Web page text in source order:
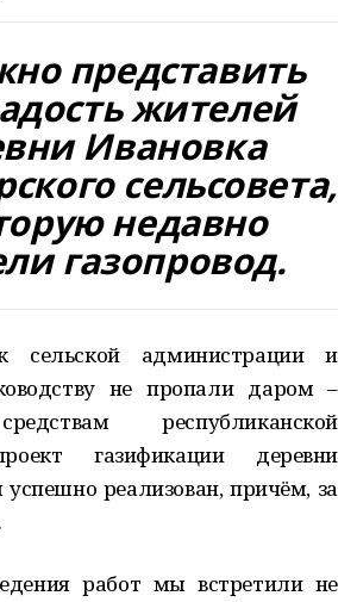
представить
жителей
Ивановка
сельсовета,
недавно
газопровод.
администрации и
не пропали даром –
республиканской
газификации деревни
реализован, причём, за
работ мы встретили не